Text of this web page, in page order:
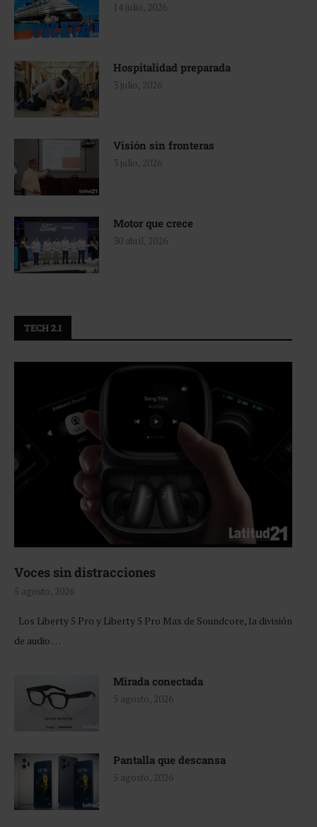
14 julio, 2026
Hospitalidad preparada
3 julio, 2026
Visión sin fronteras
3 julio, 2026
Motor que crece
30 abril, 2026
TECH 2.1
Voces sin distracciones
5 agosto, 2026
Los Liberty 5 Pro y Liberty 5 Pro Max de Soundcore, la división
de audio …
Mirada conectada
5 agosto, 2026
Pantalla que descansa
5 agosto, 2026